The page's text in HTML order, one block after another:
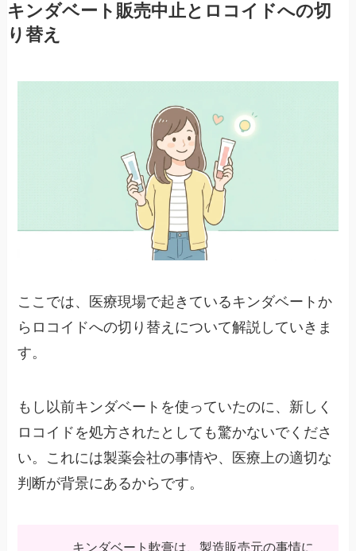
キンダベート販売中止とロコイドへの切
り替え
ここでは、医療現場で起きているキンダベートか
らロコイドへの切り替えについて解説していきま
す。
もし以前キンダベートを使っていたのに、新しく
ロコイドを処方されたとしても驚かないでくださ
い。これには製薬会社の事情や、医療上の適切な
判断が背景にあるからです。
キンダベート軟膏は、製造販売元の事情に